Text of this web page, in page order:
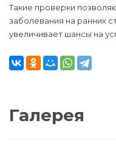
Такие проверки
заболевания на ранних
увеличивает шансы на
Галерея